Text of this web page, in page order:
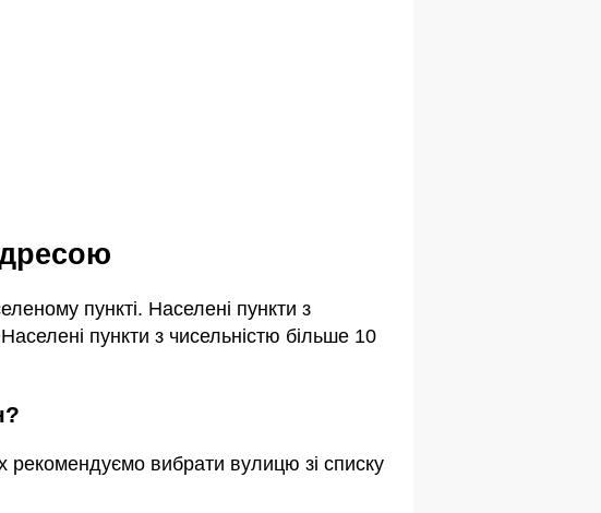
пункті. Населені пункти з
пункти з чисельністю більше 10
рекомендуємо вибрати вулицю зі списку